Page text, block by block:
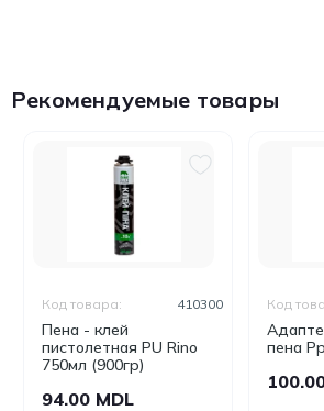
Рекомендуемые товары
Пена - клей
пистолетная PU Rino
750мл (900гр)
Код товара: 410300
94.00 MDL
пена
Код